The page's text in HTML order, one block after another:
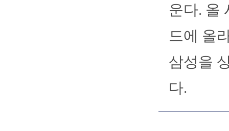
운다. 올
드에 올
삼성을
다.